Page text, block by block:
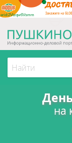
erid:2Vtzqw6Vsmm
на